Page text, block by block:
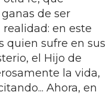
de ser
en este
quien sufre en sus
el Hijo de
la vida,
Ahora, en